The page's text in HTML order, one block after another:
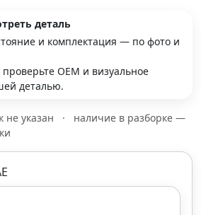
деталь
и комплектация — по фото и
OEM и визуальное
деталью.
не указан ·
наличие в разборке —